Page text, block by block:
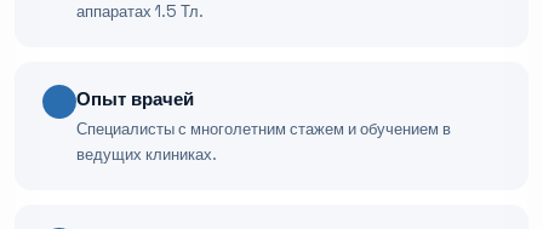
аппаратах 1.5 Тл.
Опыт врачей
Специалисты с многолетним стажем и обучением в
ведущих клиниках.